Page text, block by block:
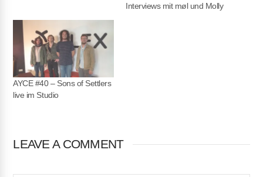
Interviews mit møl und Molly
AYCE #40 – Sons of Settlers
live im Studio
LEAVE A COMMENT